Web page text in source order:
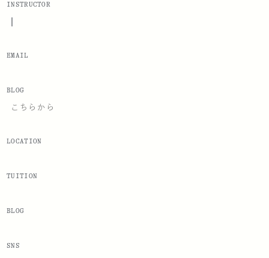
INSTRUCTOR
|
EMAIL
BLOG
こちらから
LOCATION
TUITION
BLOG
SNS